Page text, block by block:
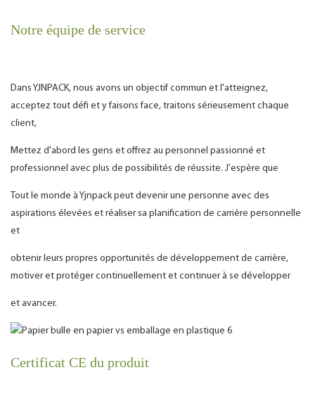
Notre équipe de service
Dans YJNPACK, nous avons un objectif commun et l'atteignez,
acceptez tout défi et y faisons face, traitons sérieusement chaque
client,
Mettez d'abord les gens et offrez au personnel passionné et
professionnel avec plus de possibilités de réussite. J'espère que
Tout le monde à Yjnpack peut devenir une personne avec des
aspirations élevées et réaliser sa planification de carrière personnelle
et
obtenir leurs propres opportunités de développement de carrière,
motiver et protéger continuellement et continuer à se développer
et avancer.
Certificat CE du produit